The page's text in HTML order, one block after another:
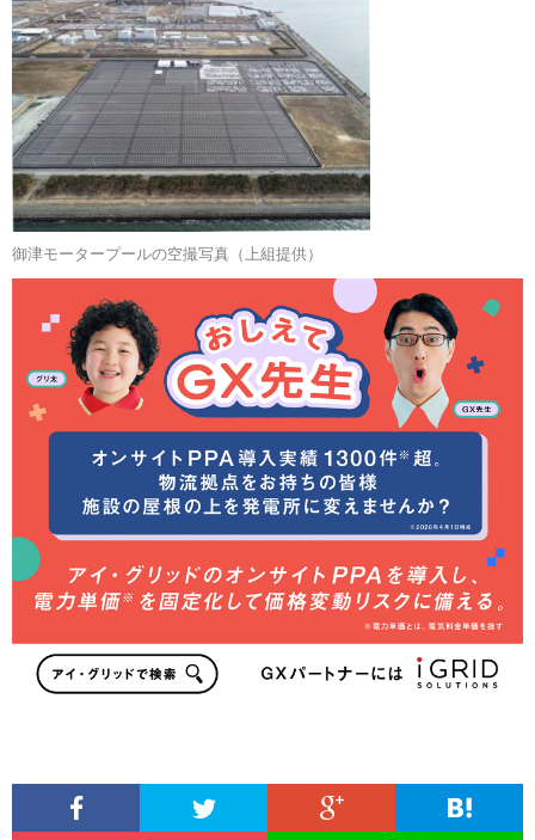
御津モータープールの空撮写真（上組提供）